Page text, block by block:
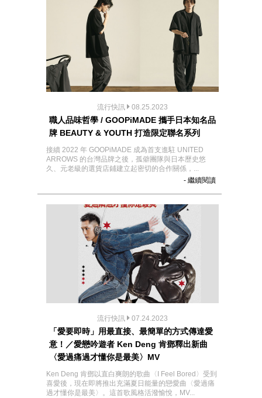
流行快訊 08.25.2023
職人品味哲學 / GOOPiMADE 攜手日本知名品
牌 BEAUTY & YOUTH 打造限定聯名系列
接續 2022 年 GOOPiMADE 成為首支進駐 UNITED
ARROWS 的台灣品牌之後，孤僻團隊與日本歷史悠
久、元老級的選貨店鋪建立起密切的合作關係，...
- 繼續閱讀
流行快訊 07.24.2023
「愛要即時」用最直接、最簡單的方式傳達愛
意！／愛戀吟遊者 Ken Deng 肯鄧釋出新曲
〈愛過痛過才懂你是最美〉MV
Ken Deng 肯鄧以直白爽朗的歌曲〈I Feel Bored〉受到
喜愛後，現在即將推出充滿夏日能量的戀愛曲〈愛過痛
過才懂你是最美〉。這首歌風格活潑愉悅，MV...